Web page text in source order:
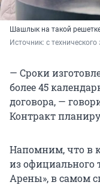
Шашлык на такой
Источник: с
— Сроки
более 45
договора, —
Контракт
Напомним, что в
из официального
Арены», в самом